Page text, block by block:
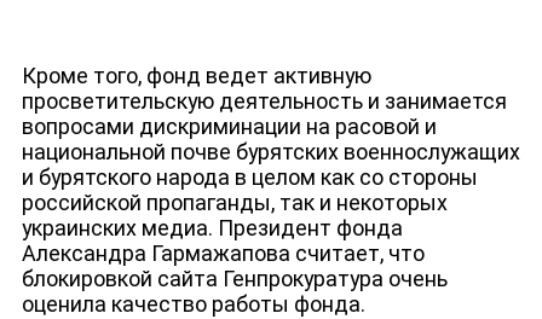
Кроме того, фонд ведет активную
просветительскую деятельность и занимается
вопросами дискриминации на расовой и
национальной почве бурятских военнослужащих
и бурятского народа в целом как со стороны
российской пропаганды, так и некоторых
украинских медиа. Президент фонда
Александра Гармажапова считает, что
блокировкой сайта Генпрокуратура очень
оценила качество работы фонда.